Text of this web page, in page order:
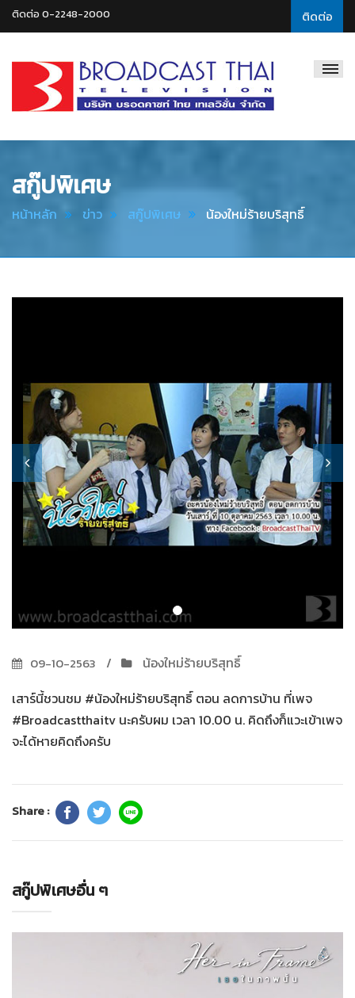
ติดต่อ
ติดต่อ 0-2248-2000
Thai
สกู๊ปพิเศษ
หน้าหลัก ข่าว สกู๊ปพิเศษ น้องใหม่ร้ายบริสุทธิ์
09-10-2563
น้องใหม่ร้ายบริสุทธิ์
เสาร์นี้ชวนชม #น้องใหม่ร้ายบริสุทธิ์ ตอน ลดการบ้าน ที่เพจ
#Broadcastthaitv นะครับผม เวลา 10.00 น. คิดถึงก็แวะเข้าเพจ
จะได้หายคิดถึงครับ
Share :
สกู๊ปพิเศษอื่น ๆ